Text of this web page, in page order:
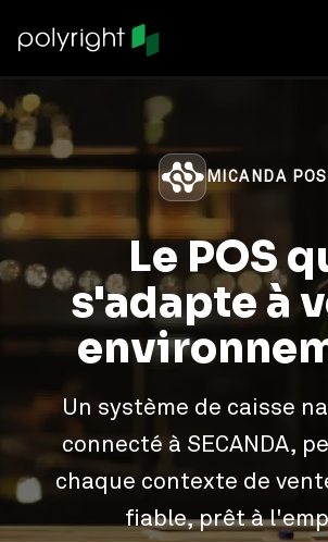
MICANDA POS
Le POS
s'adapte à
Un système de caisse
connecté à SECANDA,
chaque contexte de
fiable, prêt à